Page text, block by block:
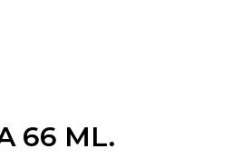
66 ML.